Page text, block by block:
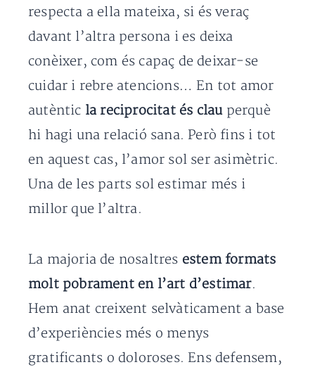
respecta a ella mateixa, si és veraç
davant l’altra persona i es deixa
conèixer, com és capaç de deixar-se
cuidar i rebre atencions… En tot amor
autèntic la reciprocitat és clau perquè
hi hagi una relació sana. Però fins i tot
en aquest cas, l’amor sol ser asimètric.
Una de les parts sol estimar més i
millor que l’altra.
La majoria de nosaltres estem formats
molt pobrament en l’art d’estimar.
Hem anat creixent selvàticament a base
d’experiències més o menys
gratificants o doloroses. Ens defensem,